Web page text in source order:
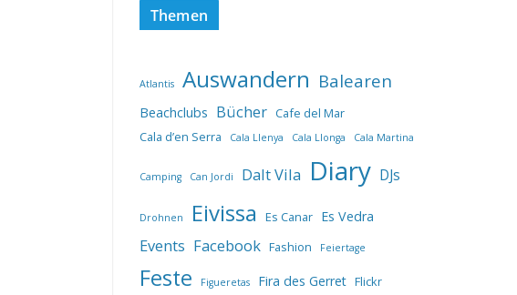
Themen
Atlantis Auswandern Balearen
Beachclubs Bücher Cafe del Mar
Cala d’en Serra
Cala Llenya Cala Llonga Cala Martina
Camping Can Jordi Dalt Vila Diary DJs
Drohnen Eivissa Es Canar Es Vedra
Events Facebook Fashion Feiertage
Feste Figueretas Fira des Gerret Flickr